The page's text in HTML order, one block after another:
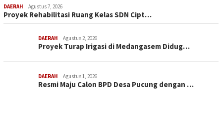
DAERAH Agustus 7, 2026
Proyek Rehabilitasi Ruang Kelas SDN Cipt…
DAERAH Agustus 2, 2026
Proyek Turap Irigasi di Medangasem Didug…
DAERAH Agustus 1, 2026
Resmi Maju Calon BPD Desa Pucung dengan …